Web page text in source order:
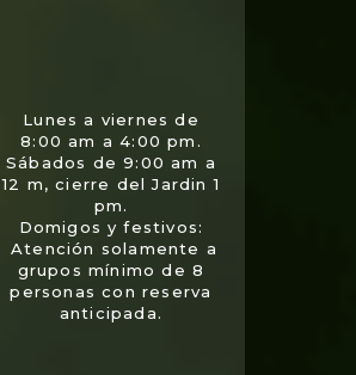
Lunes a viernes de
8:00 am a 4:00 pm.
Sábados de 9:00 am a
12 m, cierre del Jardin 1
pm.
Domigos y festivos:
Atención solamente a
grupos mínimo de 8
personas con reserva
anticipada.